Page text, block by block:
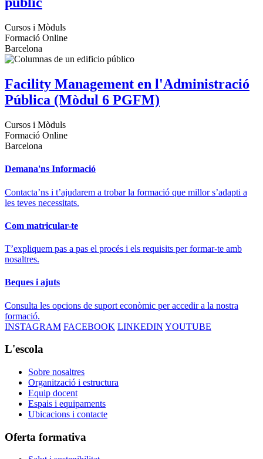
Cursos i Mòduls
Formació Online
Barcelona
Facility Management en l'Administració
Pública (Mòdul 6 PGFM)
Cursos i Mòduls
Formació Online
Barcelona
Demana'ns Informació
Contacta’ns i t’ajudarem a trobar la formació que millor s’adapti a
les teves necessitats.
Com matricular-te
T’expliquem pas a pas el procés i els requisits per formar-te amb
nosaltres.
Beques i ajuts
Consulta les opcions de suport econòmic per accedir a la nostra
formació.
INSTAGRAM FACEBOOK LINKEDIN YOUTUBE
L'escola
Sobre nosaltres
Organització i estructura
Equip docent
Espais i equipaments
Ubicacions i contacte
Oferta formativa